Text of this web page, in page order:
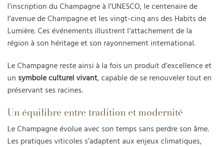
l’inscription du Champagne à l’UNESCO, le centenaire de
l’avenue de Champagne et les vingt-cinq ans des Habits de
Lumière. Ces événements illustrent l’attachement de la
région à son héritage et son rayonnement international.
Le Champagne reste ainsi à la fois un produit d’excellence et
un symbole culturel vivant, capable de se renouveler tout en
préservant ses racines.
Un équilibre entre tradition et modernité
Le Champagne évolue avec son temps sans perdre son âme.
Les pratiques viticoles s’adaptent aux enjeux climatiques,